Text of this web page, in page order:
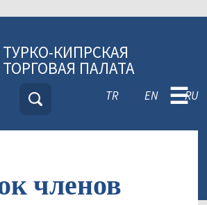
ТУРКО-КИПРСКАЯ
ТОРГОВАЯ ПАЛАТА
TR EN RU
☰
членов